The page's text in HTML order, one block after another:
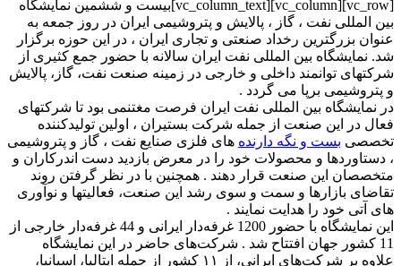
[vc_row][vc_column][vc_column_text]بیست و ششمین نمایشگاه
المللی نفت ، گاز ، پالایش و پتروشیمی ایران در روز جمعه به
بزرگترین رخداد صنعتی و تجاری ایران ، در این حوزه برگزار
نمایشگاه بین المللی نفت ایران سالانه با حضور جمع كثیری از
توانمند داخلی و خارجی در زمینه صنعت نفت، گاز، پالایش
پتروشیمی برپا می گردد .
نمایشگاه بین المللی نفت ایران فرصت مغتنمی بود تا شركتهای
در این صنعت از جمله شرکت بستیران ، اولین تولیدکننده
بست و نگه دارندههای فلزی صنایع نفت ، گاز و پتروشیمی
دستاوردها و محصولات خود را در معرض بازدید دست اندركاران و
این صنعت قرار دهند . همچنین با در نظر گرفتن روند
بازارها و سمت و سوی رشد این صنعت، فعالیتها و نوآوری
آتی خود را هدایت نمایند .
این نمایشگاه با حضور 1200 غرفه‌دار ایرانی و 44 غرفه‌دار خارجی از
11 کشور جهان افتتاح شد . شرکت‌های حاضر در این نمایشگاه
علاوه بر شرکت‌های ایرانی، از ۱۱ کشور از جمله ایتالیا، اسپانیا،